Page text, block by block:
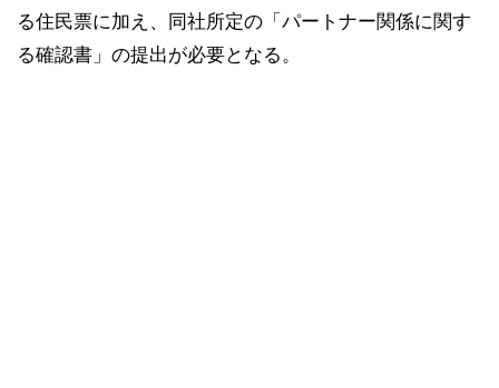
る住民票に加え、同社所定の「パートナー関係に関す
る確認書」の提出が必要となる。